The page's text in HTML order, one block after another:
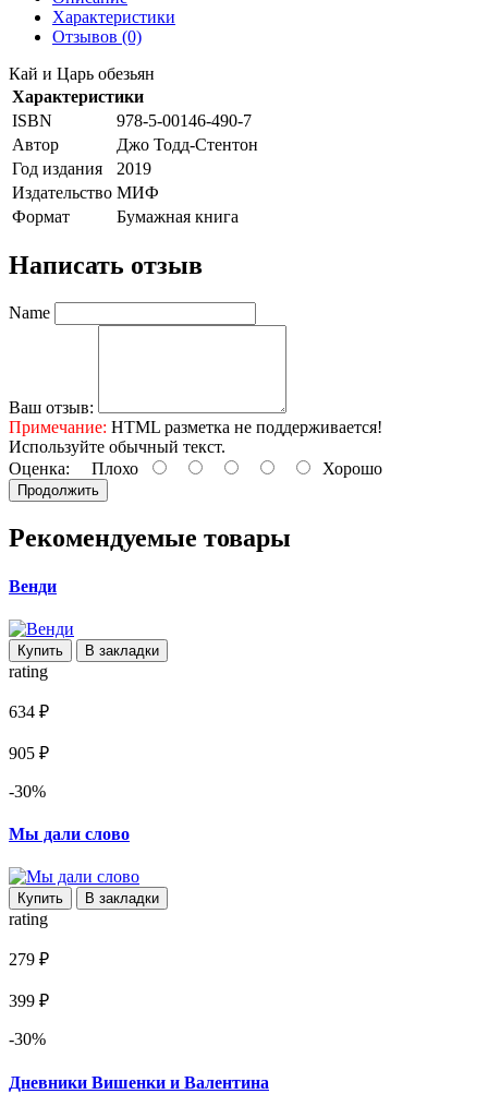
Характеристики
Отзывов (0)
Кай и Царь обезьян
Характеристики
ISBN
978-5-00146-490-7
Автор
Джо Тодд-Стентон
Год издания
2019
Издательство МИФ
Формат
Бумажная книга
Написать отзыв
Name
Ваш отзыв:
Примечание: HTML разметка не поддерживается!
Используйте обычный текст.
Оценка: Плохо Хорошо
Продолжить
Рекомендуемые товары
Венди
Купить В закладки
rating
634 ₽
905 ₽
-30%
Мы дали слово
Купить В закладки
rating
279 ₽
399 ₽
-30%
Дневники Вишенки и Валентина